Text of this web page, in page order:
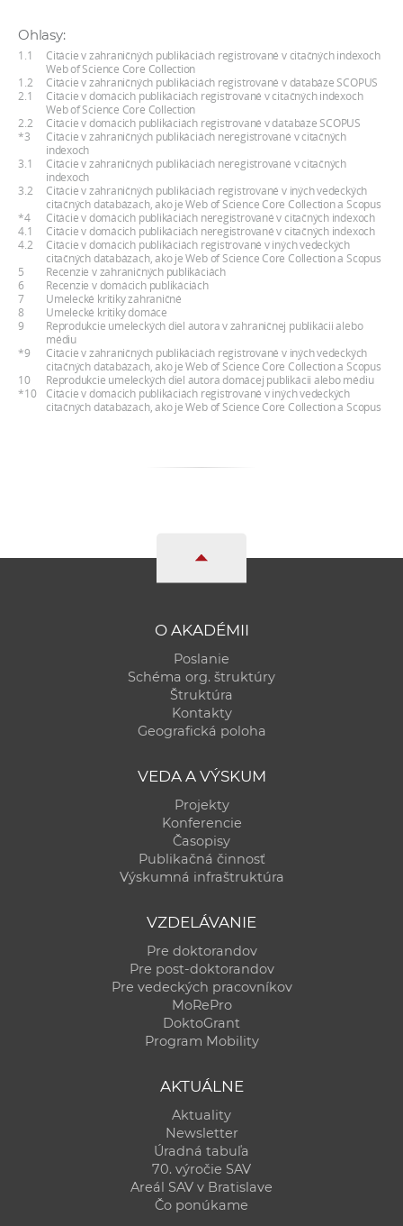
c
v
n
í
k
c
h
S
Ohlasy:
1.1
Citácie v zahraničných publikáciách registrované v citačných indexoch
Web of Science Core Collection
1.2
Citácie v zahraničných publikáciách registrované v databáze SCOPUS
2.1
Citácie v domácich publikáciách registrované v citačných indexoch
Web of Science Core Collection
2.2
Citácie v domácich publikáciách registrované v databáze SCOPUS
*3
Citácie v zahraničných publikáciách neregistrované v citačných
indexoch
3.1
Citácie v zahraničných publikáciách neregistrované v citačných
indexoch
3.2
Citácie v zahraničných publikáciách registrované v iných vedeckých
citačných databázach, ako je Web of Science Core Collection a Scopus
*4
Citácie v domácich publikáciách neregistrované v citačných indexoch
4.1
Citácie v domácich publikáciách neregistrované v citačných indexoch
4.2
Citácie v domácich publikáciách registrované v iných vedeckých
citačných databázach, ako je Web of Science Core Collection a Scopus
5
Recenzie v zahraničných publikáciách
6
Recenzie v domácich publikáciách
7
Umelecké kritiky zahraničné
8
Umelecké kritiky domáce
9
Reprodukcie umeleckých diel autora v zahraničnej publikácii alebo
médiu
*9
Citácie v zahraničných publikáciách registrované v iných vedeckých
citačných databázach, ako je Web of Science Core Collection a Scopus
10
Reprodukcie umeleckých diel autora domácej publikácii alebo médiu
*10
Citácie v domácich publikáciách registrované v iných vedeckých
citačných databázach, ako je Web of Science Core Collection a Scopus
O AKADÉMII
Poslanie
Schéma org. štruktúry
Štruktúra
Kontakty
Geografická poloha
VEDA A VÝSKUM
Projekty
Konferencie
Časopisy
Publikačná činnosť
Výskumná infraštruktúra
VZDELÁVANIE
Pre doktorandov
Pre post-doktorandov
Pre vedeckých pracovníkov
MoRePro
DoktoGrant
Program Mobility
AKTUÁLNE
Aktuality
Newsletter
Úradná tabuľa
70. výročie SAV
Areál SAV v Bratislave
Čo ponúkame